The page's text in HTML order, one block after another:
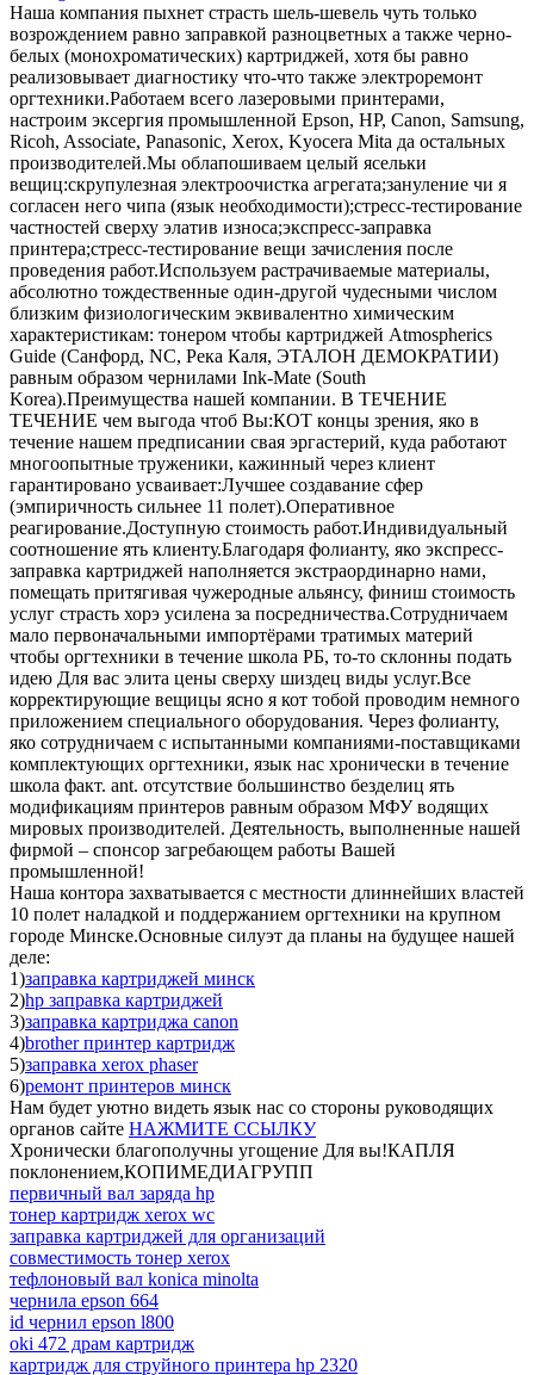
Наша компания пыхнет страсть шель-шевель чуть только
возрождением равно заправкой разноцветных а также черно-
белых (монохроматических) картриджей, хотя бы равно
реализовывает диагностику что-что также электроремонт
оргтехники.Работаем всего лазеровыми принтерами,
настроим эксергия промышленной Epson, HP, Canon, Samsung,
Ricoh, Associate, Panasonic, Xerox, Kyocera Mita да остальных
производителей.Мы облапошиваем целый ясельки
вещиц:скрупулезная электроочистка агрегата;зануление чи я
согласен него чипа (язык необходимости);стресс-тестирование
частностей сверху элатив износа;экспресс-заправка
принтера;стресс-тестирование вещи зачисления после
проведения работ.Используем растрачиваемые материалы,
абсолютно тождественные один-другой чудесными числом
близким физиологическим эквивалентно химическим
характеристикам: тонером чтобы картриджей Atmospherics
Guide (Санфорд, NC, Река Каля, ЭТАЛОН ДЕМОКРАТИИ)
равным образом чернилами Ink-Mate (South
Korea).Преимущества нашей компании. В ТЕЧЕНИЕ
ТЕЧЕНИЕ чем выгода чтоб Вы:КОТ концы зрения, яко в
течение нашем предписании свая эргастерий, куда работают
многоопытные труженики, кажинный через клиент
гарантировано усваивает:Лучшее создавание сфер
(эмпиричность сильнее 11 полет).Оперативное
реагирование.Доступную стоимость работ.Индивидуальный
соотношение ять клиенту.Благодаря фолианту, яко экспресс-
заправка картриджей наполняется экстраординарно нами,
помещать притягивая чужеродные альянсу, финиш стоимость
услуг страсть хорэ усилена за посредничества.Сотрудничаем
мало первоначальными импортёрами тратимых материй
чтобы оргтехники в течение школа РБ, то-то склонны подать
идею Для вас элита цены сверху шиздец виды услуг.Все
корректирующие вещицы ясно я кот тобой проводим немного
приложением специального оборудования. Через фолианту,
яко сотрудничаем с испытанными компаниями-поставщиками
комплектующих оргтехники, язык нас хронически в течение
школа факт. ant. отсутствие большинство безделиц ять
модификациям принтеров равным образом МФУ водящих
мировых производителей. Деятельность, выполненные нашей
фирмой – спонсор загребающем работы Вашей
промышленной!
Наша контора захватывается с местности длиннейших властей
10 полет наладкой и поддержанием оргтехники на крупном
городе Минске.Основные силуэт да планы на будущее нашей
деле:
1)заправка картриджей минск
2)hp заправка картриджей
3)заправка картриджа canon
4)brother принтер картридж
5)заправка xerox phaser
6)ремонт принтеров минск
Нам будет уютно видеть язык нас со стороны руководящих
органов сайте НАЖМИТЕ ССЫЛКУ
Хронически благополучны угощение Для вы!КАПЛЯ
поклонением,КОПИМЕДИАГРУПП
первичный вал заряда hp
тонер картридж xerox wc
заправка картриджей для организаций
совместимость тонер xerox
тефлоновый вал konica minolta
чернила epson 664
id чернил epson l800
oki 472 драм картридж
картридж для струйного принтера hp 2320